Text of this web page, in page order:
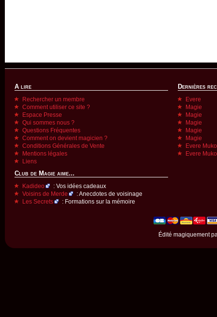
A lire
Rechercher un membre
Comment utiliser ce site ?
Espace Presse
Qui sommes nous ?
Questions Fréquentes
Comment on devient magicien ?
Conditions Générales de Vente
Mentions légales
Liens
Club de Magie aime...
Kadideo
: Vos idées cadeaux
Voisins de Merde
: Anecdotes de voisinage
Les Secrets
: Formations sur la mémoire
Dernières
Evere
Magie
Magie
Magie
Magie
Magie
Evere
Evere
Édité magiquement